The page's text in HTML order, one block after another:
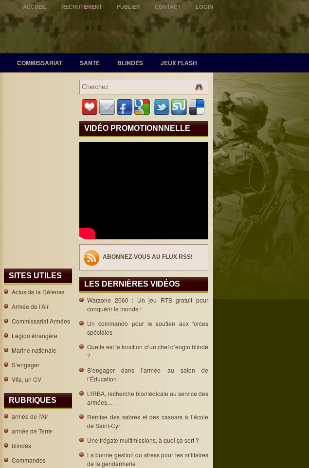
ACCUEIL RECRUTEMENT PUBLIER CONTACT LOGIN
COMMISSARIAT SANTÉ BLINDÉS JEUX FLASH
SITES UTILES
Actus de la Défense
Armée de l’Air
Commissariat Armées
Légion étrangère
Marine nationale
S’engager
Vite, un CV
RUBRIQUES
armée de l’Air
armée de Terre
blindés
Commandos
VIDÉO PROMOTIONNNELLE
ABONNEZ-VOUS AU FLUX RSS!
LES DERNIÈRES VIDÉOS
Warzone 2060 : Un jeu RTS gratuit pour
conquérir le monde !
Un commando pour le soutien aux forces
spéciales
Quelle est la fonction d’un chef d’engin blindé
?
S’engager dans l’armée au salon de
l’Éducation
L’IRBA, recherche biomédicale au service des
armées…
Remise des sabres et des casoars à l’école
de Saint-Cyr
Une frégate multimissions, à quoi ça sert ?
La bonne gestion du stress pour les militaires
de la gendarmerie